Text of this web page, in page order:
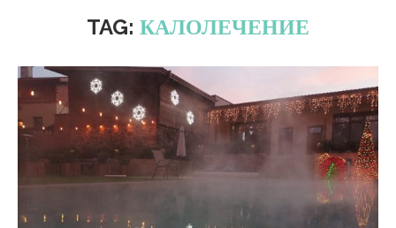
TAG: КАЛОЛЕЧЕНИЕ